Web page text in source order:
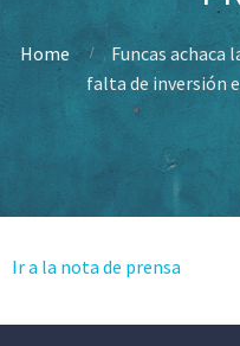
Home
Funcas achaca
falta de inversión
Ir a la nota de prensa